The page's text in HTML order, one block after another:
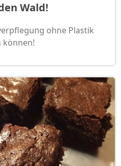
Wald!
ohne Plastik
können!